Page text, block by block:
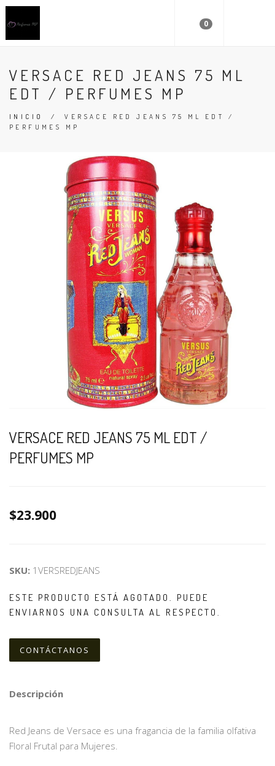
0
VERSACE RED JEANS 75 ML
EDT / PERFUMES MP
INICIO /VERSACE RED JEANS 75 ML EDT /
PERFUMES MP
VERSACE RED JEANS 75 ML EDT /
PERFUMES MP
$23.900
SKU: 1VERSREDJEANS
ESTE PRODUCTO ESTÁ AGOTADO. PUEDE
ENVIARNOS UNA CONSULTA AL RESPECTO.
CONTÁCTANOS
Descripción
Red Jeans de Versace es una fragancia de la familia olfativa
Floral Frutal para Mujeres.